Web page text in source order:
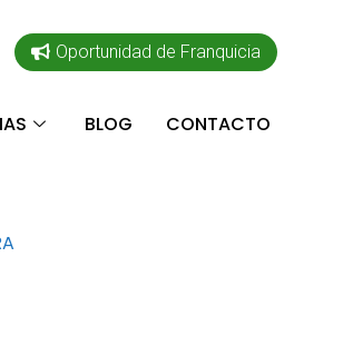
Oportunidad de Franquicia
BLOG CONTACTO